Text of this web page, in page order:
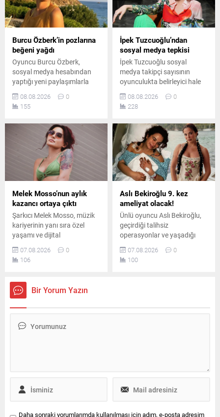
Burcu Özberk’in pozlarına
beğeni yağdı
Oyuncu Burcu Özberk,
sosyal medya hesabından
yaptığı yeni paylaşımlarla
kazandı. Formda
görüntüsüyle dikkat çeken
sürede çok sayıda yorum
08.08.2026
0
155
İpek Tuzcuoğlu’ndan
sosyal medya tepkisi
İpek Tuzcuoğlu sosyal
medya takipçi sayısının
oyunculukta belirleyici hale
oyuncu, gerçek sanatın
rakamlarla ölçülemeyeceğini
önemli bir mesaj verdi ve
emeğin değerini özellikle de
vurguladı.
08.08.2026
0
228
Melek Mosso’nun aylık
kazancı ortaya çıktı
Şarkıcı Melek Mosso, müzik
kariyerinin yanı sıra özel
yaşamı ve dijital
platformlardaki
çalışmalarıyla da adından
söz ettiriyor. Instagram’da
kullanan Mosso’nun abone
sayısı ve buradan elde ettiği
07.08.2026
0
106
Aslı Bekiroğlu 9. kez
ameliyat olacak!
Ünlü oyuncu Aslı Bekiroğlu,
geçirdiği talihsiz
operasyonlar ve yaşadığı
ciddi sağlık sorunlarının
ardından, sekiz ameliyatın
sonrasında dokuzuncu kez
07.08.2026
0
100
Bir Yorum Yazın
Daha sonraki yorumlarımda kullanılması için adım, e-posta adresim